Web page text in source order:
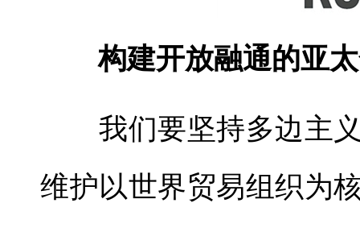
构建开放融通的亚太
我们要坚持多边主义
维护以世界贸易组织为